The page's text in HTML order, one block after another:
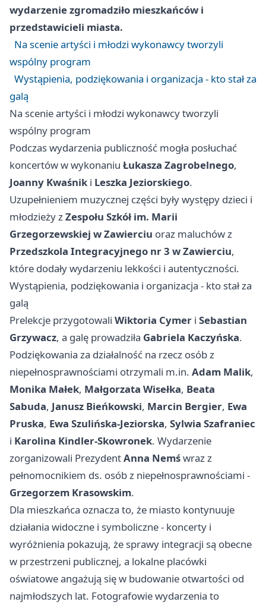
wydarzenie zgromadziło mieszkańców i
przedstawicieli miasta.
Na scenie artyści i młodzi wykonawcy tworzyli
wspólny program
Wystąpienia, podziękowania i organizacja - kto stał za
galą
Na scenie artyści i młodzi wykonawcy tworzyli
wspólny program
Podczas wydarzenia publiczność mogła posłuchać
koncertów w wykonaniu Łukasza Zagrobelnego,
Joanny Kwaśnik i Leszka Jeziorskiego.
Uzupełnieniem muzycznej części były występy dzieci i
młodzieży zZespołu Szkół im. Marii
Grzegorzewskiej w Zawierciu oraz maluchów z
Przedszkola Integracyjnego nr 3 w Zawierciu,
które dodały wydarzeniu lekkości i autentyczności.
Wystąpienia, podziękowania i organizacja - kto stał za
galą
Prelekcje przygotowali Wiktoria Cymer i Sebastian
Grzywacz, a galę prowadziła Gabriela Kaczyńska.
Podziękowania za działalność na rzecz osób z
niepełnosprawnościami otrzymali m.in. Adam Malik,
Monika Małek, Małgorzata Wisełka, Beata
Sabuda, Janusz Bieńkowski, Marcin Bergier, Ewa
Pruska, Ewa Szulińska-Jeziorska, Sylwia Szafraniec
i Karolina Kindler-Skowronek. Wydarzenie
zorganizowali PrezydentAnna Nemśwraz z
pełnomocnikiem ds. osób z niepełnosprawnościami -
Grzegorzem Krasowskim.
Dla mieszkańca oznacza to, że miasto kontynuuje
działania widoczne i symboliczne - koncerty i
wyróżnienia pokazują, że sprawy integracji są obecne
w przestrzeni publicznej, a lokalne placówki
oświatowe angażują się w budowanie otwartości od
najmłodszych lat. Fotografowie wydarzenia to